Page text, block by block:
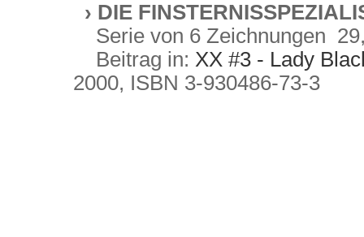
› DIE
Serie von 6 Zeichnungen
Beitrag in: XX #3 - Lady
2000, ISBN 3-930486-73-3